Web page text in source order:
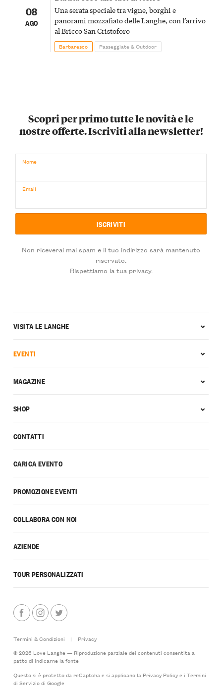
08
AGO
Una serata speciale tra vigne, borghi e
panorami mozzafiato delle Langhe, con l’arrivo
al Bricco San Cristoforo
Barbaresco Passeggiate & Outdoor
Scopri per primo tutte le novità e le
nostre offerte. Iscriviti alla newsletter!
Nome
Email
Non riceverai mai spam e il tuo indirizzo sarà mantenuto
riservato.
Rispettiamo la tua privacy.
CONTATTI
CARICA EVENTO
PROMOZIONE EVENTI
COLLABORA CON NOI
AZIENDE
TOUR PERSONALIZZATI
VISITA LE LANGHE
EVENTI
MAGAZINE
SHOP
Termini & Condizioni |
Privacy
© 2026 Love Langhe — Riproduzione parziale dei contenuti consentita a
patto di indicarne la fonte
Questo si è protetto da reCaptcha e si applicano la Privacy Policye i Termini
di Serviziodi Google